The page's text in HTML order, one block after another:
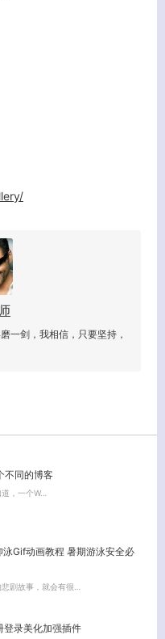
一剑，我相信，只要坚持，
不同的博客
，一个W…
Gif动画教程 暑期游泳安全必
剧故事，就会有很…
登录美化加强插件